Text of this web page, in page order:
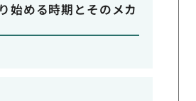
始める時期とそのメカ